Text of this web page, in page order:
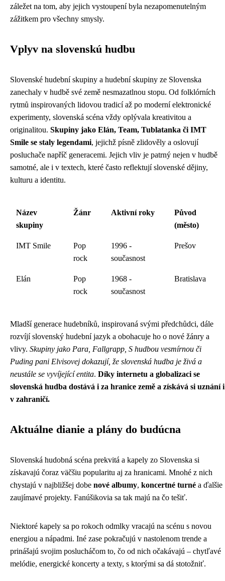
záležet na tom, aby jejich vystoupení byla nezapomenutelným
zážitkem pro všechny smysly.
Vplyv na slovenskú hudbu
Slovenské hudební skupiny a hudební skupiny ze Slovenska
zanechaly v hudbě své země nesmazatlnou stopu. Od folklórních
rytmů inspirovaných lidovou tradicí až po moderní elektronické
experimenty, slovenská scéna vždy oplývala kreativitou a
originalitou. Skupiny jako Elán, Team, Tublatanka či IMT
Smile se staly legendami, jejichž písně zlidověly a oslovují
posluchače napříč generacemi. Jejich vliv je patrný nejen v hudbě
samotné, ale i v textech, které často reflektují slovenské dějiny,
kulturu a identitu.
Název
skupiny
Žánr Aktivní roky
Původ
(město)
IMT Smile
Pop
rock
1996 -
současnost
Prešov
Elán
Pop
rock
1968 -
současnost
Bratislava
Mladší generace hudebníků, inspirovaná svými předchůdci, dále
rozvíjí slovenský hudební jazyk a obohacuje ho o nové žánry a
vlivy. Skupiny jako Para, Fallgrapp, S hudbou vesmírnou či
Puding pani Elvisovej dokazují, že slovenská hudba je živá a
neustále se vyvíjející entita. Díky internetu a globalizaci se
slovenská hudba dostává i za hranice země a získává si uznání i
v zahraničí.
Aktuálne dianie a plány do budúcna
Slovenská hudobná scéna prekvitá a kapely zo Slovenska si
získavajú čoraz väčšiu popularitu aj za hranicami. Mnohé z nich
chystajú v najbližšej dobe nové albumy, koncertné turné a ďalšie
zaujímavé projekty. Fanúšikovia sa tak majú na čo tešiť.
Niektoré kapely sa po rokoch odmlky vracajú na scénu s novou
energiou a nápadmi. Iné zase pokračujú v nastolenom trende a
prinášajú svojim poslucháčom to, čo od nich očakávajú – chytľavé
melódie, energické koncerty a texty, s ktorými sa dá stotožniť.